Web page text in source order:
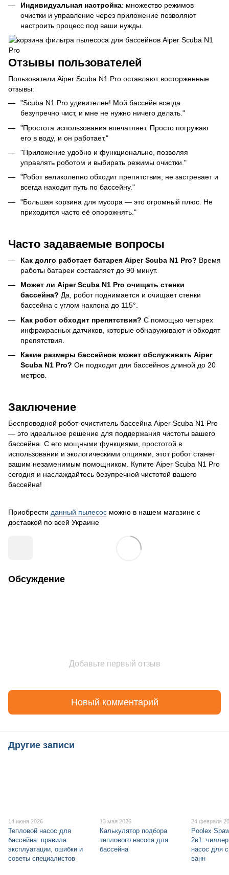
Индивидуальная настройка: множество режимов
очистки и управление через приложение позволяют
настроить процесс под ваши нужды.
Отзывы пользователей
Пользователи Aiper Scuba N1 Pro оставляют восторженные
отзывы:
"Scuba N1 Pro удивителен! Мой бассейн всегда
безупречно чист, и мне не нужно ничего делать."
"Простота использования впечатляет. Просто погружаю
его в воду, и он работает."
"Приложение удобно и функционально, позволяя
управлять роботом и выбирать режимы очистки."
"Робот великолепно обходит препятствия, не застревает и
всегда находит путь по бассейну."
"Большая корзина для мусора — это огромный плюс. Не
приходится часто её опорожнять."
Часто задаваемые вопросы
Как долго работает батарея Aiper Scuba N1 Pro? Время
работы батареи составляет до 90 минут.
Может ли Aiper Scuba N1 Pro очищать стенки
бассейна? Да, робот поднимается и очищает стенки
бассейна с углом наклона до 115°.
Как робот обходит препятствия? С помощью четырех
инфракрасных датчиков, которые обнаруживают и обходят
препятствия.
Какие размеры бассейнов может обслуживать Aiper
Scuba N1 Pro? Он подходит для бассейнов длиной до 20
метров.
Заключение
Беспроводной робот-очиститель бассейна Aiper Scuba N1 Pro
— это идеальное решение для поддержания чистоты вашего
бассейна. С его мощными функциями, простотой в
использовании и экологическими опциями, этот робот станет
вашим незаменимым помощником. Купите Aiper Scuba N1 Pro
сегодня и наслаждайтесь безупречной чистотой вашего
бассейна!
Приобрести данный пылесос можно в нашем магазине с
доставкой по всей Украине
Обсуждение
Добавьте первый отзыв
Новый комментарий
Другие записи
14 июня 2026
Тепловой насос для
бассейна: правила
эксплуатации, ошибки и
советы специалистов
13 мая 2026
Калькулятор подбора
теплового насоса для
бассейна
24 февраля
Poolex
2в1:
насос для
ванн